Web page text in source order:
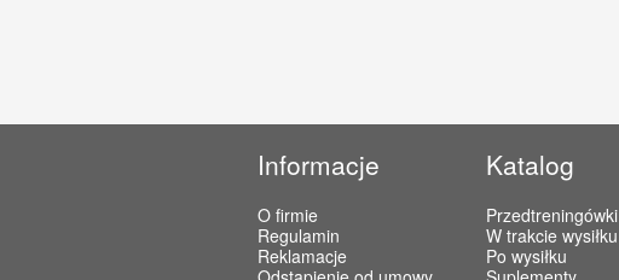
Informacje
O firmie
Regulamin
Reklamacje
Katalog
Przedtreningówki
W trakcie wysiłku
Po wysiłku